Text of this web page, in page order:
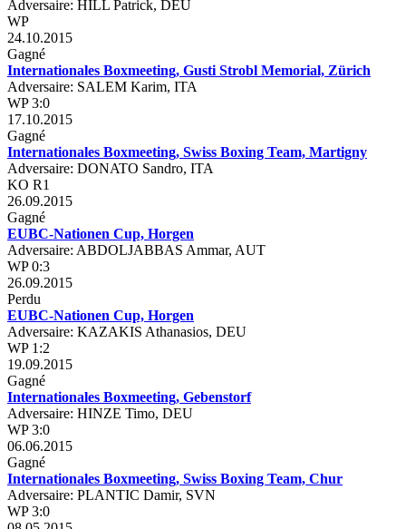
Adversaire: HILL Patrick, DEU
WP
24.10.2015
Gagné
Internationales Boxmeeting, Gusti Strobl Memorial, Zürich
Adversaire: SALEM Karim, ITA
WP 3:0
17.10.2015
Gagné
Internationales Boxmeeting, Swiss Boxing Team, Martigny
Adversaire: DONATO Sandro, ITA
KO R1
26.09.2015
Gagné
EUBC-Nationen Cup, Horgen
Adversaire: ABDOLJABBAS Ammar, AUT
WP 0:3
26.09.2015
Perdu
EUBC-Nationen Cup, Horgen
Adversaire: KAZAKIS Athanasios, DEU
WP 1:2
19.09.2015
Gagné
Internationales Boxmeeting, Gebenstorf
Adversaire: HINZE Timo, DEU
WP 3:0
06.06.2015
Gagné
Internationales Boxmeeting, Swiss Boxing Team, Chur
Adversaire: PLANTIC Damir, SVN
WP 3:0